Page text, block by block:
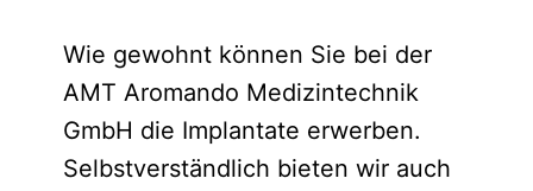
Wie gewohnt können Sie bei der
AMT Aromando Medizintechnik
GmbH die Implantate erwerben.
Selbstverständlich bieten wir auch